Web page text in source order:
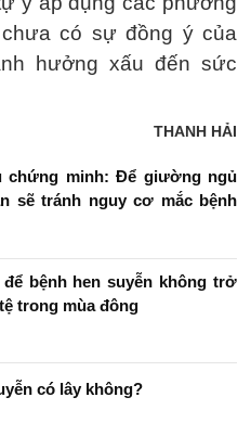
có sự đồng ý của
hưởng xấu đến sức
THANH HẢI
chứng minh: Để giường ngủ
sẽ tránh nguy cơ mắc bệnh
bệnh hen suyễn không trở
trong mùa đông
có lây không?